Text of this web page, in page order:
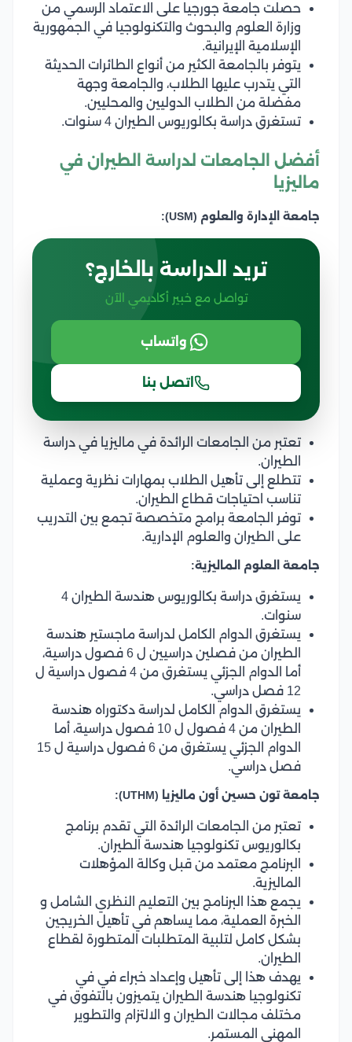
حصلت جامعة جورجيا على الاعتماد الرسمي من
وزارة العلوم والبحوث والتكنولوجيا في الجمهورية
الإسلامية الإيرانية.
يتوفر بالجامعة الكثير من أنواع الطائرات الحديثة
التي يتدرب عليها الطلاب، والجامعة وجهة
مفضلة من الطلاب الدوليين والمحليين.
تستغرق دراسة بكالوريوس الطيران 4 سنوات.
أفضل الجامعات لدراسة الطيران في
ماليزيا
جامعة الإدارة والعلوم (USM):
تريد الدراسة بالخارج؟
تواصل مع خبير أكاديمي الآن
واتساب
اتصل بنا
تعتبر من الجامعات الرائدة في ماليزيا في دراسة
الطيران.
تتطلع إلى تأهيل الطلاب بمهارات نظرية وعملية
تناسب احتياجات قطاع الطيران.
توفر الجامعة برامج متخصصة تجمع بين التدريب
على الطيران والعلوم الإدارية.
جامعة العلوم الماليزية:
يستغرق دراسة بكالوريوس هندسة الطيران 4
سنوات.
يستغرق الدوام الكامل لدراسة ماجستير هندسة
الطيران من فصلين دراسيين ل 6 فصول دراسية،
أما الدوام الجزئي يستغرق من 4 فصول دراسية ل
12 فصل دراسي.
يستغرق الدوام الكامل لدراسة دكتوراه هندسة
الطيران من 4 فصول ل 10 فصول دراسية، أما
الدوام الجزئي يستغرق من 6 فصول دراسية ل 15
فصل دراسي.
جامعة تون حسين أون ماليزيا (UTHM):
تعتبر من الجامعات الرائدة التي تقدم برنامج
بكالوريوس تكنولوجيا هندسة الطيران.
البرنامج معتمد من قبل وكالة المؤهلات
الماليزية.
يجمع هذا البرنامج بين التعليم النظري الشامل و
الخبرة العملية، مما يساهم في تأهيل الخريجين
بشكل كامل لتلبية المتطلبات المتطورة لقطاع
الطيران.
يهدف هذا إلى تأهيل وإعداد خبراء في في
تكنولوجيا هندسة الطيران يتميزون بالتفوق في
مختلف مجالات الطيران و الالتزام والتطوير
المهني المستمر.